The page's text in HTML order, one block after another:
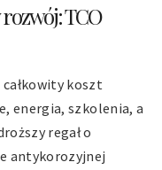
TCO
całkowity koszt
energia, szkolenia, a
regał o
antykorozyjnej